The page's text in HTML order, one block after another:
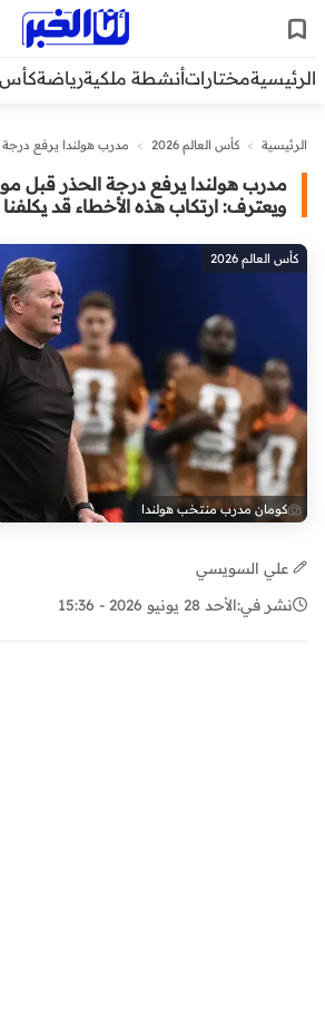
الرئيسيةمختاراتأنشطة ملكيةرياضةكأس
الرئيسية > كأس العالم 2026 >
مدرب هولندا يرفع
مدرب هولندا يرفع درجة الحذر قبل
ويعترف: ارتكاب هذه الأخطاء قد يكلفنا
كأس العالم 2026
كومان مدرب منتخب هولندا
علي السويسي
نشر في:الأحد 28 يونيو 2026 - 15:36